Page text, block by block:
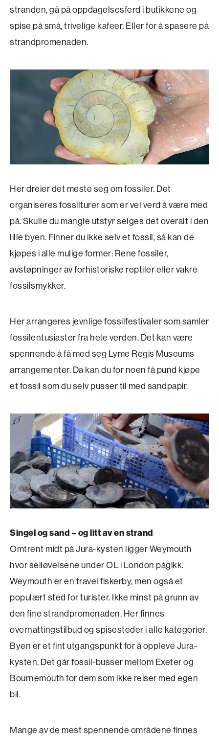
stranden, gå på oppdagelsesferd i butikkene og
spise på små, trivelige kafeer. Eller for å spasere på
strandpromenaden.
Her dreier det meste seg om fossiler. Det
organiseres fossilturer som er vel verd å være med
på. Skulle du mangle utstyr selges det overalt i den
lille byen. Finner du ikke selv et fossil, så kan de
kjøpes i alle mulige former: Rene fossiler,
avstøpninger av forhistoriske reptiler eller vakre
fossilsmykker.
Her arrangeres jevnlige fossilfestivaler som samler
fossilentusiaster fra hele verden. Det kan være
spennende å få med seg Lyme Regis Museums
arrangementer. Da kan du for noen få pund kjøpe
et fossil som du selv pusser til med sandpapir.
Singel og sand – og litt av en strand
Omtrent midt på Jura-kysten ligger Weymouth
hvor seiløvelsene under OL i London pågikk.
Weymouth er en travel fiskerby, men også et
populært sted for turister. Ikke minst på grunn av
den fine strandpromenaden. Her finnes
overnattingstilbud og spisesteder i alle kategorier.
Byen er et fint utgangspunkt for å oppleve Jura-
kysten. Det går fossil-busser mellom Exeter og
Bournemouth for dem som ikke reiser med egen
bil.
Mange av de mest spennende områdene finnes